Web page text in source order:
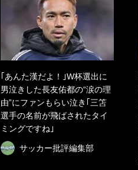
｢あんた漢だよ！｣W杯選出に
男泣きした長友佑都の“涙の理
由”にファンもらい泣き｢三笘
選手の名前が飛ばされたタイ
ミングですね｣
サッカー批評編集部